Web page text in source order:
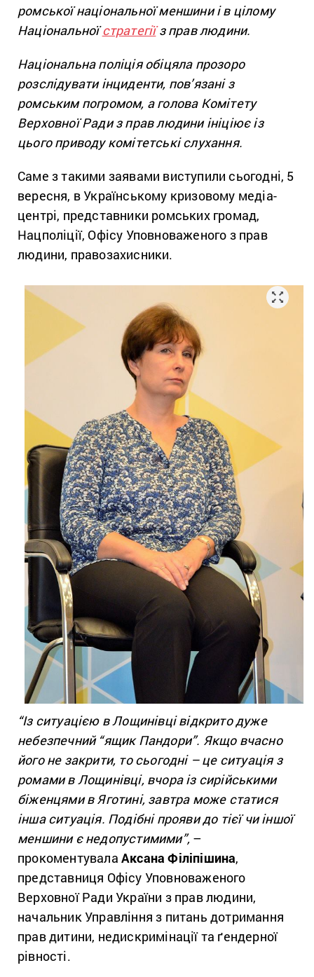
ромської національної меншини і в цілому
Національноїстратегіїз прав людини.
Національна поліція обіцяла прозоро
розслідувати інциденти, пов’язані з
ромським погромом, а голова Комітету
Верховної Ради з прав людини ініціює із
цього приводу комітетські слухання.
Саме з такими заявами виступили сьогодні, 5
вересня, в Українському кризовому медіа-
центрі, представники ромських громад,
Нацполіції, Офісу Уповноваженого з прав
людини, правозахисники.
“Із ситуацією в Лощинівці відкрито дуже
небезпечний “ящик Пандори”. Якщо вчасно
його не закрити, то сьогодні – це ситуація з
ромами в Лощинівці, вчора із сирійськими
біженцями в Яготині, завтра може статися
інша ситуація. Подібні прояви до тієї чи іншої
меншини є недопустимими”, –
прокоментувала Аксана Філіпішина,
представниця Офісу Уповноваженого
Верховної Ради України з прав людини,
начальник Управління з питань дотримання
прав дитини, недискримінації та ґендерної
рівності.